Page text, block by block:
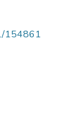
154861